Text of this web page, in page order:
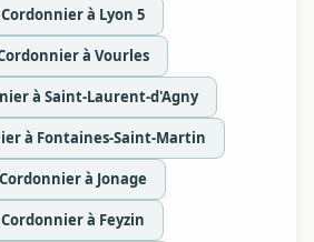
Cordonnier à Lyon 5
à Vourles
à Saint-Laurent-d'Agny
à Fontaines-Saint-Martin
Cordonnier à Jonage
Cordonnier à Feyzin